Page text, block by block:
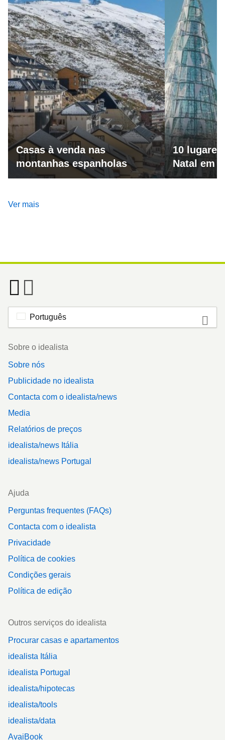
Casas à venda nas
montanhas espanholas
10
Natal em
Ver mais
Português
Footer
Sobre o idealista
Sobre nós
Publicidade no idealista
Contacta com o idealista/news
Media
Relatórios de preços
idealista/news Itália
idealista/news Portugal
Ajuda
Perguntas frequentes (FAQs)
Contacta com o idealista
Privacidade
Política de cookies
Condições gerais
Política de edição
Outros serviços do idealista
Procurar casas e apartamentos
idealista Itália
idealista Portugal
idealista/hipotecas
idealista/tools
idealista/data
AvaiBook